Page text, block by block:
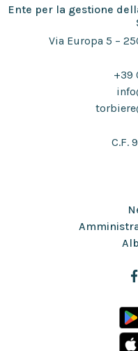
Ente per la gestione
Via Europa 5 –
+39
C.F.